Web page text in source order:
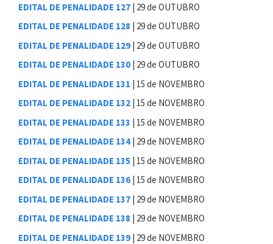
EDITAL DE PENALIDADE 127 | 29 de OUTUBRO
EDITAL DE PENALIDADE 128 | 29 de OUTUBRO
EDITAL DE PENALIDADE 129 | 29 de OUTUBRO
EDITAL DE PENALIDADE 130 | 29 de OUTUBRO
EDITAL DE PENALIDADE 131 | 15 de NOVEMBRO
EDITAL DE PENALIDADE 132 | 15 de NOVEMBRO
EDITAL DE PENALIDADE 133 | 15 de NOVEMBRO
EDITAL DE PENALIDADE 134 | 29 de NOVEMBRO
EDITAL DE PENALIDADE 135 | 15 de NOVEMBRO
EDITAL DE PENALIDADE 136 | 15 de NOVEMBRO
EDITAL DE PENALIDADE 137 | 29 de NOVEMBRO
EDITAL DE PENALIDADE 138 | 29 de NOVEMBRO
EDITAL DE PENALIDADE 139 | 29 de NOVEMBRO